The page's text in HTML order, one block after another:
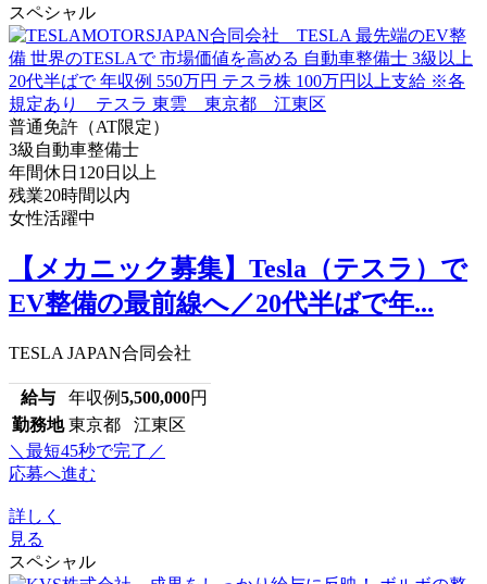
スペシャル
普通免許（AT限定）
3級自動車整備士
年間休日120日以上
残業20時間以内
女性活躍中
【メカニック募集】Tesla（テスラ）で
EV整備の最前線へ／20代半ばで年...
TESLA JAPAN合同会社
給与 年収例5,500,000円
勤務地 東京都 江東区
＼最短45秒で完了／
応募へ進む
詳しく
見る
スペシャル